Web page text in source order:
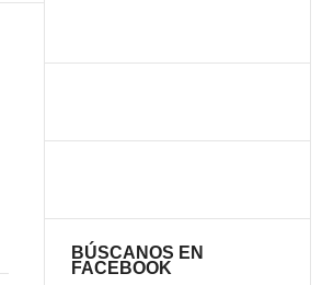
BÚSCANOS EN
FACEBOOK